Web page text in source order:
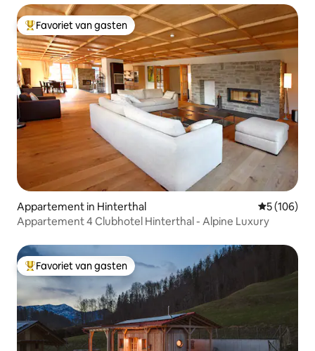
Topfavoriet van gasten
Favoriet van gasten
Appartement in Hinterthal
5 (106)
Appartement 4 Clubhotel Hinterthal - Alpine Luxury
Topfavoriet van gasten
Favoriet van gasten